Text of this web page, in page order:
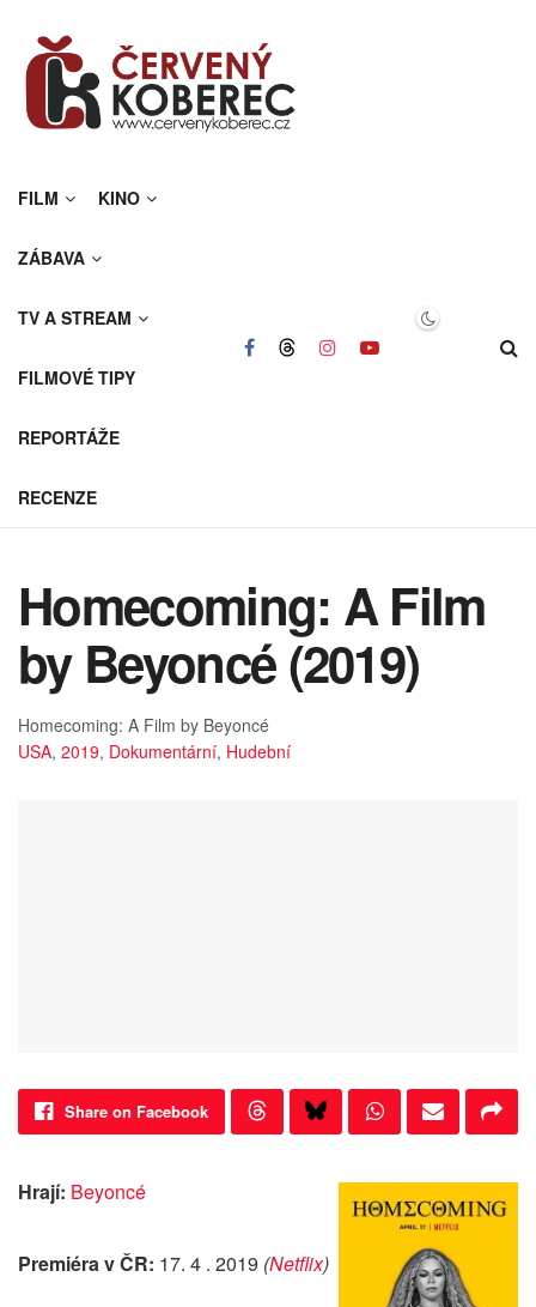
FILM KINO
ZÁBAVA
TV A STREAM
FILMOVÉ TIPY
REPORTÁŽE
RECENZE
Homecoming: A Film
by Beyoncé (2019)
Homecoming: A Film by Beyoncé
USA, 2019, Dokumentární, Hudební
Share on Facebook
Hrají: Beyoncé
Premiéra v ČR: 17. 4 . 2019 (Netflix)